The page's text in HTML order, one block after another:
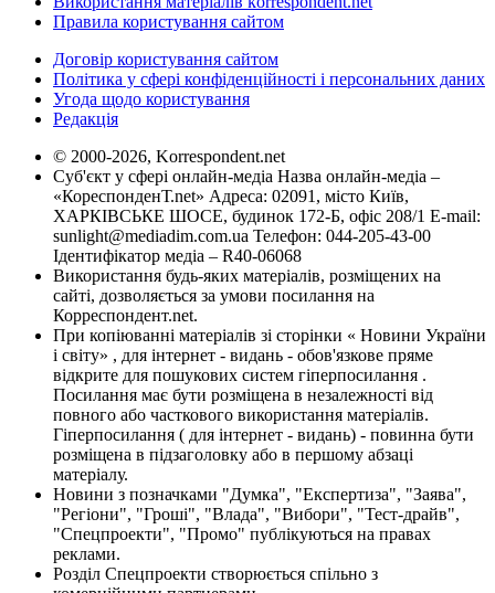
Правила користування сайтом
Договір користування сайтом
Політика у сфері конфіденційності і персональних даних
Угода щодо користування
Редакція
© 2000-2026, Korrespondent.net
Суб'єкт у сфері онлайн-медіа Назва онлайн-медіа –
«КореспонденТ.net» Адреса: 02091, місто Київ,
ХАРКІВСЬКЕ ШОСЕ, будинок 172-Б, офіс 208/1 E-mail:
sunlight@mediadim.com.ua Телефон: 044-205-43-00
Ідентифікатор медіа – R40-06068
Використання будь-яких матеріалів, розміщених на
сайті, дозволяється за умови посилання на
Корреспондент.net.
При копіюванні матеріалів зі сторінки « Новини України
і світу» , для інтернет - видань - обов'язкове пряме
відкрите для пошукових систем гіперпосилання .
Посилання має бути розміщена в незалежності від
повного або часткового використання матеріалів.
Гіперпосилання ( для інтернет - видань) - повинна бути
розміщена в підзаголовку або в першому абзаці
матеріалу.
Новини з позначками "Думка", "Експертиза", "Заява",
"Регіони", "Гроші", "Влада", "Вибори", "Тест-драйв",
"Спецпроекти", "Промо" публікуються на правах
реклами.
Розділ Спецпроекти створюється спільно з